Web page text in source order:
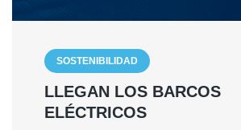
SOSTENIBILIDAD
LLEGAN LOS BARCOS
ELÉCTRICOS